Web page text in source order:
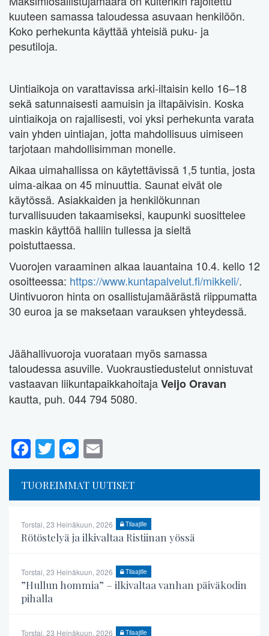
kuuteen samassa taloudessa asuvaan henkilöön.
Koko perhekunta käyttää yhteisiä puku- ja
pesutiloja.
Uintiaikoja on varattavissa arki-iltaisin kello 16–18
sekä satunnaisesti aamuisin ja iltapäivisin. Koska
uintiaikoja on rajallisesti, voi yksi perhekunta varata
vain yhden uintiajan, jotta mahdollisuus uimiseen
tarjotaan mahdollisimman monelle.
Aikaa uimahallissa on käytettävissä 1,5 tuntia, josta
uima-aikaa on 45 minuuttia. Saunat eivät ole
käytössä. Asiakkaiden ja henkilökunnan
turvallisuuden takaamiseksi, kaupunki suosittelee
maskin käyttöä halliin tullessa ja sieltä
poistuttaessa.
Vuorojen varaaminen alkaa lauantaina 10.4. kello 12
osoitteessa: https://www.kuntapalvelut.fi/mikkeli/.
Uintivuoron hinta on osallistujamäärästä riippumatta
30 euroa ja se maksetaan varauksen yhteydessä.
Jäähallivuoroja vuorataan myös samassa
taloudessa asuville. Vuokraustiedustelut onnistuvat
vastaavan liikuntapaikkahoitajaVeijo Oravan
kautta, puh. 044 794 5080.
Facebook
TwitterMessenger
TUOREIMMAT UUTISET
Torstai, 23 Heinäkuun, 2026 Tilaajille
Rötöstelyä ja ilkivaltaa Ristiinan yössä
Torstai, 23 Heinäkuun, 2026 Tilaajille
”Hullun hommia” – ilkivaltaa vanhan päiväkodin
pihalla
Torstai, 23 Heinäkuun, 2026 Tilaajille